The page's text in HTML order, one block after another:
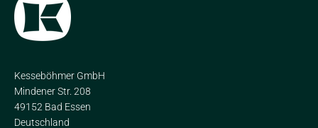
Kesseböhmer GmbH
Mindener Str. 208
49152 Bad Essen
Deutschland